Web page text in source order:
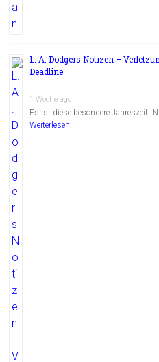
L. A. Dodgers Notizen –
Deadline
1 Woche ago
Es ist diese besondere Jahreszeit.
Weiterlesen...